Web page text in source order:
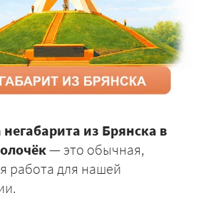
негабарита из Брянска в
— это обычная,
работа для нашей